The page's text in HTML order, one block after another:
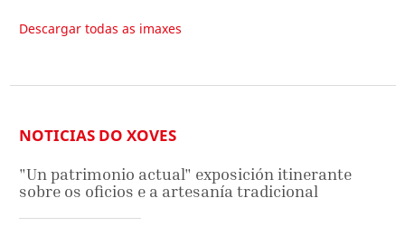
Descargar todas as imaxes
NOTICIAS DO XOVES
"Un patrimonio actual" exposición itinerante
sobre os oficios e a artesanía tradicional